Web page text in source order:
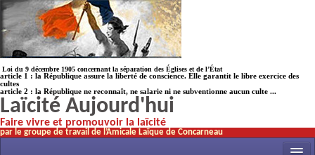
Loi du 9 décembre 1905 concernant la séparation des Églises et de l’État
article 1 : la République assure la liberté de conscience. Elle garantit le libre exercice des
cultes
article 2 : la République ne reconnaît, ne salarie ni ne subventionne aucun culte ...
Laïcité Aujourd'hui
Faire vivre et promouvoir la laïcité
par le groupe de travail de l’Amicale Laïque de Concarneau